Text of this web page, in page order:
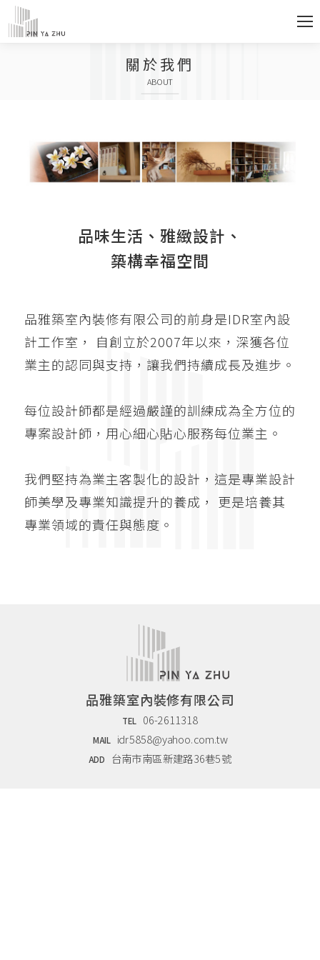
關於我們
ABOUT
品味生活、雅緻設計、
築構幸福空間
品雅築室內裝修有限公司的前身是IDR室內設
計工作室，
自創立於2007年以來，深獲各位
業主的認同與支持，讓我們持續成長及進步。
每位設計師都是經過嚴謹的訓練成為全方位的
專案設計師，用心細心貼心服務每位業主。
我們堅持為業主客製化的設計，這是專業設計
師美學及專業知識提升的養成， 更是培養其
專業領域的責任與態度。
品雅築室內裝修有限公司
TEL 06-2611318
MAIL idr5858@yahoo.com.tw
ADD 台南市南區新建路36巷5號